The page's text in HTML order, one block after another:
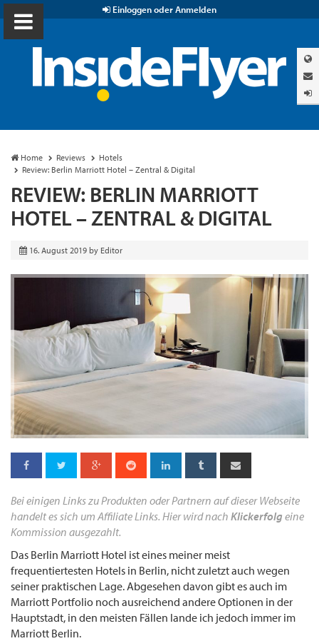
Einloggen oder Anmelden
Home Reviews
Hotels
Review: Berlin Marriott Hotel – Zentral & Digital
REVIEW: BERLIN MARRIOTT
HOTEL – ZENTRAL & DIGITAL
16. August 2019 by Editor
Bei einigen Links zu Produkten oder Partnern auf dieser Webseite
handelt es sich um Affiliate Links. Hier wird nach Klickerfolg eine
Kommission ausgezahlt.
Das Berlin Marriott Hotel ist eines meiner meist
frequentiertesten Hotels in Berlin, nicht zuletzt auch wegen
seiner praktischen Lage. Abgesehen davon gibt es auch im
Marriott Portfolio noch ausreichend andere Optionen in der
Hauptstadt, in den meisten Fällen lande ich jedoch immer im
Marriott Berlin.